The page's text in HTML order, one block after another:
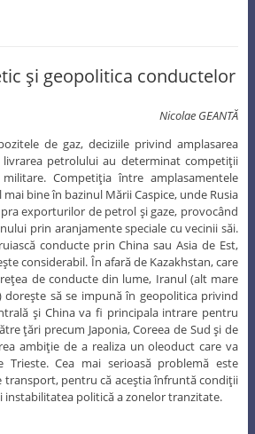
şi geopolitica conductelor
Nicolae GEANTĂ
de gaz, deciziile privind amplasarea
livrarea petrolului au determinat competiţii
Competiţia între amplasamentele
bine în bazinul Mării Caspice, unde Rusia
exporturilor de petrol şi gaze, provocând
prin aranjamente speciale cu vecinii săi.
conducte prin China sau Asia de Est,
considerabil. În afară de Kazakhstan, care
de conducte din lume, Iranul (alt mare
să se impună în geopolitica privind
şi China va fi principala intrare pentru
ţări precum Japonia, Coreea de Sud şi de
ambiţie de a realiza un oleoduct care va
Trieste. Cea mai serioasă problemă este
transport, pentru că aceştia înfruntă condiţii
instabilitatea politică a zonelor tranzitate.